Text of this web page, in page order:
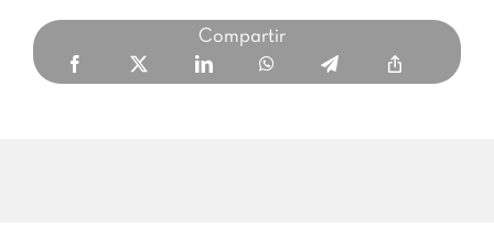
Compartir